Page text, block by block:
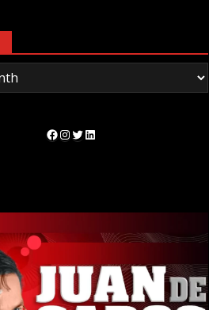
Facebook
Instagram
Twitter
LinkedIn